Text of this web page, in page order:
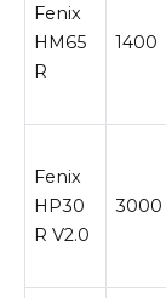
Fenix
HM65
R
1400
Fenix
HP30
R V2.0
3000